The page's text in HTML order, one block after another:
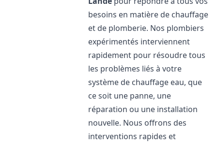
besoins en matière de chauffage
et de plomberie. Nos plombiers
expérimentés interviennent
rapidement pour résoudre tous
les problèmes liés à votre
système de chauffage eau, que
ce soit une panne, une
réparation ou une installation
nouvelle. Nous offrons des
interventions rapides et